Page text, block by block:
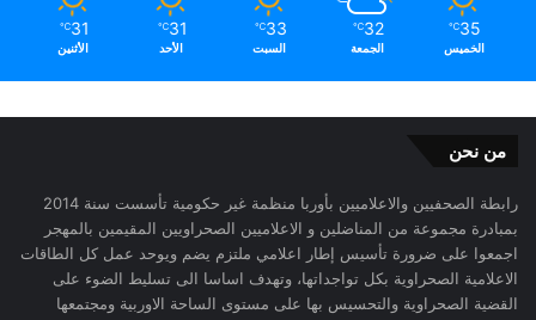
35
℃
الخميس
32
℃
الجمعة
33
℃
السبت
31
℃
الأحد
31
℃
الأثنين
من نحن
رابطة الصحفيين والاعلاميين بأوربا منظمة غير حكومية تأسست سنة 2014
بمبادرة مجموعة من المناضلين و الاعلاميين الصحراويين المقيمين بالمهجر
اجمعوا على ضرورة تأسيس إطار اعلامي ملتزم يضم ويوحد عمل كل الطاقات
الاعلامية الصحراوية بكل تواجداتها، وتهدف اساسا الى تسليط الضوء على
القضية الصحراوية والتحسيس بها على مستوى الساحة الاوربية ومجتمعها